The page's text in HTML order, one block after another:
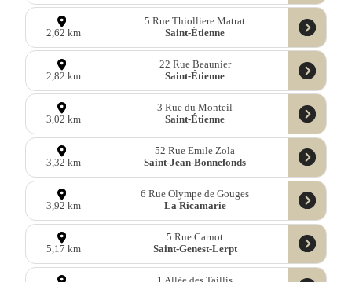
2,62 km
5 Rue Thiolliere Matrat
Saint-Étienne
2,82 km
22 Rue Beaunier
Saint-Étienne
3,02 km
3 Rue du Monteil
Saint-Étienne
3,32 km
52 Rue Emile Zola
Saint-Jean-Bonnefonds
3,92 km
6 Rue Olympe de Gouges
La Ricamarie
5,17 km
5 Rue Carnot
Saint-Genest-Lerpt